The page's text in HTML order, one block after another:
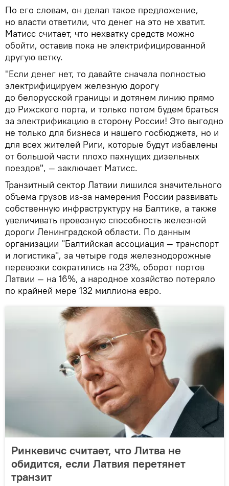
По его словам, он делал такое предложение,
но власти ответили, что денег на это не хватит.
Матисс считает, что нехватку средств можно
обойти, оставив пока не электрифицированной
другую ветку.
"Если денег нет, то давайте сначала полностью
электрифицируем железную дорогу
до белорусской границы и дотянем линию прямо
до Рижского порта, и только потом будем браться
за электрификацию в сторону России! Это выгодно
не только для бизнеса и нашего госбюджета, но и
для всех жителей Риги, которые будут избавлены
от большой части плохо пахнущих дизельных
поездов", — заключает Матисс.
Транзитный сектор Латвии лишился значительного
объема грузов из-за намерения России развивать
собственную инфраструктуру на Балтике, а также
увеличивать провозную способность железной
дороги Ленинградской области. По данным
организации "Балтийская ассоциация — транспорт
и логистика", за четыре года железнодорожные
перевозки сократились на 23%, оборот портов
Латвии — на 16%, а народное хозяйство потеряло
по крайней мере 132 миллиона евро.
Ринкевичс считает, что Литва не
обидится, если Латвия перетянет
транзит